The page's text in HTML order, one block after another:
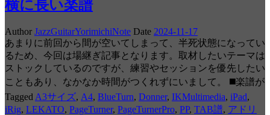
横に長い楽譜
Author JazzGuitarYorimichiNote Date 2024-11-17
あまりに前回から間が空いてしまって、半死状態になってい
るため、今回は場継ぎ記事となります。取材したいテーマは
ストックしているのですが、練習やセッションを優先したい
こともあり、なかなか時間がつくれずにいまして。 ◼️楽譜が
Tagged A3サイズ, A4, BlueTurn, Donner, IKMultimedia, iPad,
iRig, LEKATO, PageTurner, PageTurnerPro, PP, TAB譜, アドリ